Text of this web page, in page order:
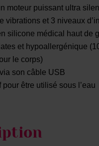
moteur puissant ultra
vibrations et 3 niveaux
silicone médical haut de
et hypoallergénique
le corps)
son câble USB
pour être utilisé sous l’eau